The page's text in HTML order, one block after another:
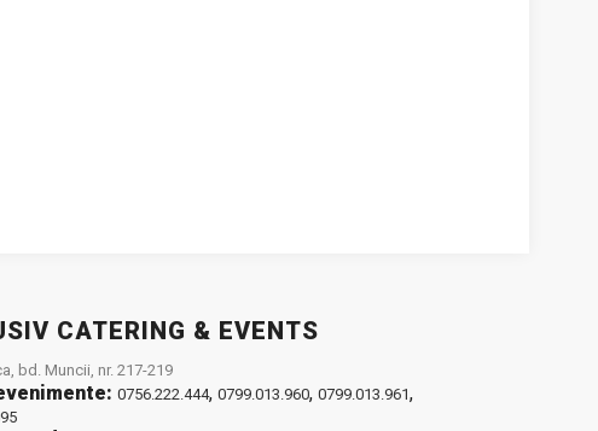
CATERING & EVENTS
bd. Muncii, nr. 217-219
0756.222.444, 0799.013.960, 0799.013.961,